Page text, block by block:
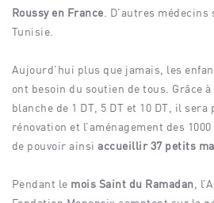
Roussy en France . D’autres
Tunisie.
Aujourd’hui plus que jamais, les
ont besoin du soutien de tous. Grâce à
blanche de 1 DT, 5 DT et 10 DT, il
rénovation et l’aménagement des
de pouvoir ainsiaccueillir 37 petits
Pendant le mois Saint du Ramadan,